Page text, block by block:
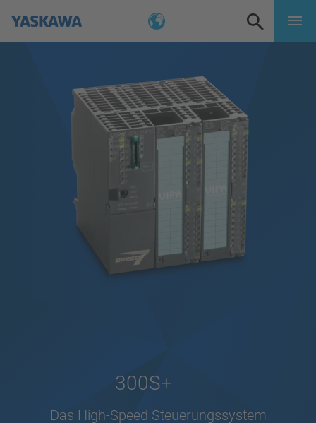
300S+
Das High-Speed Steuerungssystem